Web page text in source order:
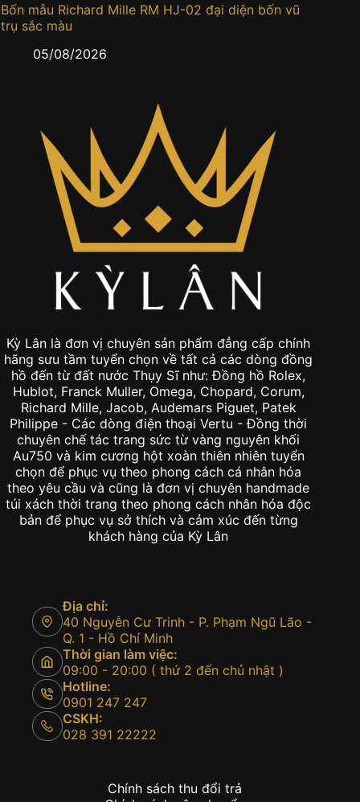
Bốn mẫu Richard Mille RM HJ-02 đại diện bốn vũ
trụ sắc màu
05/08/2026
Kỳ Lân là đơn vị chuyên sản phẩm đẳng cấp chính
hãng sưu tầm tuyển chọn về tất cả các dòng đồng
hồ đến từ đất nước Thụy Sĩ như: Đồng hồ Rolex,
Hublot, Franck Muller, Omega, Chopard, Corum,
Richard Mille, Jacob, Audemars Piguet, Patek
Philippe - Các dòng điện thoại Vertu - Đồng thời
chuyên chế tác trang sức từ vàng nguyên khối
Au750 và kim cương hột xoàn thiên nhiên tuyển
chọn để phục vụ theo phong cách cá nhân hóa
theo yêu cầu và cũng là đơn vị chuyên handmade
túi xách thời trang theo phong cách nhân hóa độc
bản để phục vụ sở thích và cảm xúc đến từng
khách hàng của Kỳ Lân
Địa chỉ:
40 Nguyễn Cư Trinh - P. Phạm Ngũ Lão -
Q. 1 - Hồ Chí Minh
Thời gian làm việc:
09:00 - 20:00 ( thứ 2 đến chủ nhật )
Hotline:
0901 247 247
CSKH:
028 391 22222
Chính sách thu đổi trả